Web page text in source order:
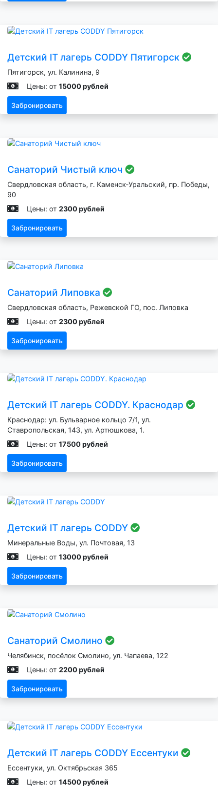
Детский IT лагерь CODDY Пятигорск
Пятигорск, ул. Калинина, 9
Цены: от 15000 рублей
Забронировать
Санаторий Чистый ключ
Свердловская область, г. Каменск-Уральский, пр. Победы,
90
Цены: от 2300 рублей
Забронировать
Санаторий Липовка
Свердловская область, Режевской ГО, пос. Липовка
Цены: от 2300 рублей
Забронировать
Детский IT лагерь CODDY. Краснодар
Краснодар: ул. Бульварное кольцо 7/1, ул.
Ставропольская, 143, ул. Артюшкова, 1.
Цены: от 17500 рублей
Забронировать
Детский IT лагерь CODDY
Минеральные Воды, ул. Почтовая, 13
Цены: от 13000 рублей
Забронировать
Санаторий Смолино
Челябинск, посёлок Смолино, ул. Чапаева, 122
Цены: от 2200 рублей
Забронировать
Детский IT лагерь CODDY Ессентуки
Ессентуки, ул. Октябрьская 365
Цены: от 14500 рублей